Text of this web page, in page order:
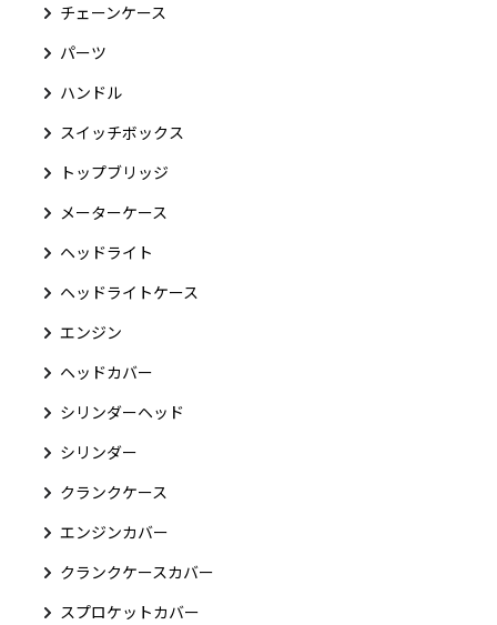
チェーンケース
パーツ
ハンドル
スイッチボックス
トップブリッジ
メーターケース
ヘッドライト
ヘッドライトケース
エンジン
ヘッドカバー
シリンダーヘッド
シリンダー
クランクケース
エンジンカバー
クランクケースカバー
スプロケットカバー